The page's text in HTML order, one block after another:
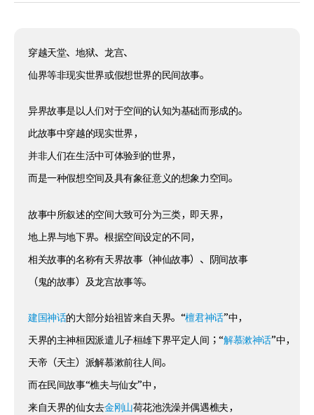
穿越天堂、地狱、龙宫、
仙界等非现实世界或假想世界的民间故事。
异界故事是以人们对于空间的认知为基础而形成的。
此故事中穿越的现实世界，
并非人们在生活中可体验到的世界，
而是一种假想空间及具有象征意义的想象力空间。
故事中所叙述的空间大致可分为三类，即天界，
地上界与地下界。根据空间设定的不同，
相关故事的名称有天界故事（神仙故事）、阴间故事
（鬼的故事）及龙宫故事等。
建国神话的大部分始祖皆来自天界。“檀君神话”中，
天界的主神桓因派遣儿子桓雄下界平定人间；“解慕漱神话”中，
天帝（天主）派解慕漱前往人间。
而在民间故事“樵夫与仙女”中，
来自天界的仙女去金刚山荷花池洗澡并偶遇樵夫，